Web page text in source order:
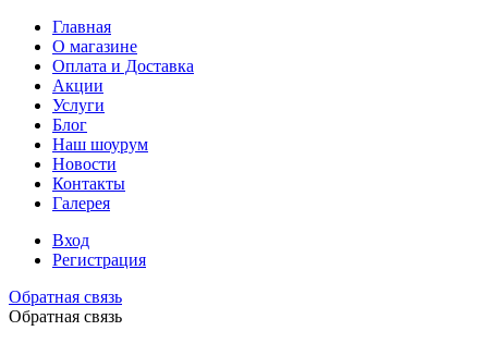
Главная
О магазине
Оплата и Доставка
Акции
Услуги
Блог
Наш шоурум
Новости
Контакты
Галерея
Вход
Регистрация
Обратная связь
Обратная связь